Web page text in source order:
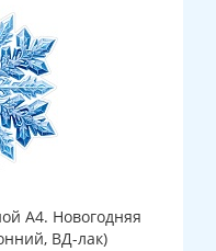
А4. Новогодняя
ВД-лак)